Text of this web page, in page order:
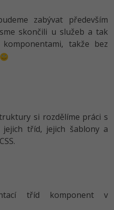
zabývat především
skončili u služeb a tak
takže bez
si rozdělíme práci s
jejich tříd, jejich šablony a
tříd komponent v